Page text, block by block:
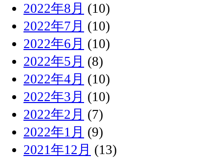
2022年8月 (10)
2022年7月 (10)
2022年6月 (10)
2022年5月 (8)
2022年4月 (10)
2022年3月 (10)
2022年2月 (7)
2022年1月 (9)
2021年12月 (13)